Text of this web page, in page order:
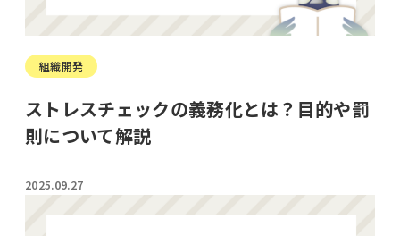
組織開発
ストレスチェックの義務化とは？目的や罰
則について解説
2025.09.27